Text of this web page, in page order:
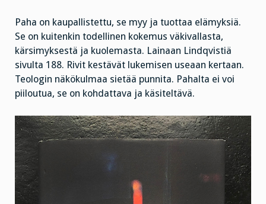
Paha on kaupallistettu, se myy ja tuottaa elämyksiä.
Se on kuitenkin todellinen kokemus väkivallasta,
kärsimyksestä ja kuolemasta. Lainaan Lindqvistiä
sivulta 188. Rivit kestävät lukemisen useaan kertaan.
Teologin näkökulmaa sietää punnita. Pahalta ei voi
piiloutua, se on kohdattava ja käsiteltävä.